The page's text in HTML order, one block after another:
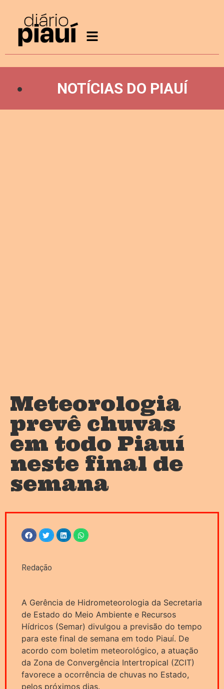
NOTÍCIAS DO PIAUÍ
Meteorologia
prevê chuvas
em todo Piauí
neste final de
semana
Redação
A Gerência de Hidrometeorologia da Secretaria
de Estado do Meio Ambiente e Recursos
Hídricos (Semar) divulgou a previsão do tempo
para este final de semana em todo Piauí. De
acordo com boletim meteorológico, a atuação
da Zona de Convergência Intertropical (ZCIT)
favorece a ocorrência de chuvas no Estado,
pelos próximos dias.